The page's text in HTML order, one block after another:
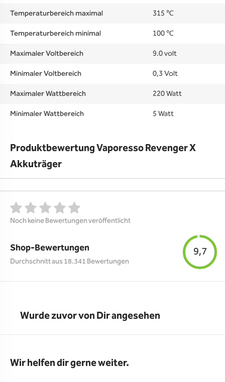
Temperaturbereich maximal
315 ℃
Temperaturbereich minimal
100 ℃
Maximaler Voltbereich
9.0 volt
Minimaler Voltbereich
0,3 Volt
Maximaler Wattbereich
220 Watt
Minimaler Wattbereich
5 Watt
Produktbewertung Vaporesso Revenger X
Akkuträger
Noch keine Bewertungen veröffentlicht
Shop-Bewertungen
Durchschnitt aus 18.341 Bewertungen
9,7
Wurde zuvor von Dir angesehen
Wir helfen dir gerne weiter.